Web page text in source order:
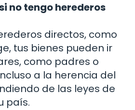
no tengo herederos
directos, como
tus bienes pueden ir
como padres o
a la herencia del
de las leyes de
país.